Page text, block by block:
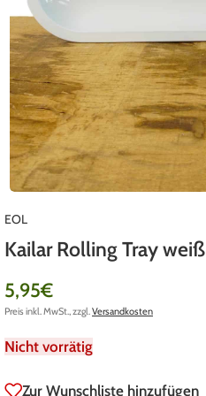
EOL
Kailar Rolling Tray weiß
5,95€
Preis inkl. MwSt., zzgl.Versandkosten
Nicht vorrätig
Zur Wunschliste hinzufügen